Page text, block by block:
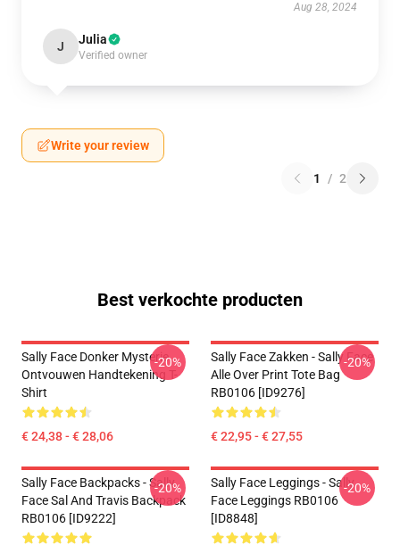
Aug 28, 2024
J Julia
Verified owner
Write your review
1 / 2
Best verkochte producten
Sally Face Donker Mysterie
Ontvouwen Handtekening T-
Shirt
€ 24,38 - € 28,06
-20%
Sally Face Zakken - Sally Face
Alle Over Print Tote Bag
RB0106 [ID9276]
€ 22,95 - € 27,55
-20%
Sally Face Backpacks - Sally
Face Sal And Travis Backpack
RB0106 [ID9222]
-20%
Sally Face Leggings - Sally
Face Leggings RB0106
[ID8848]
-20%